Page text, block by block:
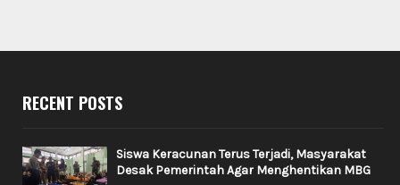
RECENT POSTS
Siswa Keracunan Terus Terjadi, Masyarakat
Desak Pemerintah Agar Menghentikan MBG